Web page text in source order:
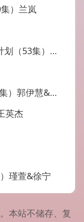
）兰岚
纳鑫&蒋欣奇
伊慧&张宸硕
英杰
瑾萱&徐宁
本站不储存、复